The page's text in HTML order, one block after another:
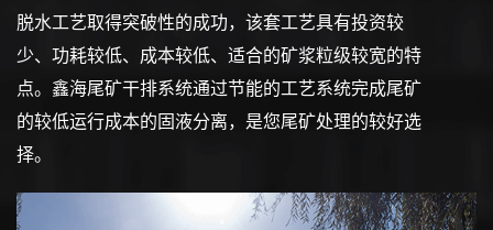
脱水工艺取得突破性的成功，该套工艺具有投资较
少、功耗较低、成本较低、适合的矿浆粒级较宽的特
点。鑫海尾矿干排系统通过节能的工艺系统完成尾矿
的较低运行成本的固液分离，是您尾矿处理的较好选
择。